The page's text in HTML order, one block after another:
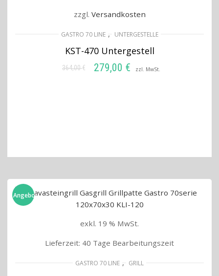
zzgl. Versandkosten
GASTRO 70 LINE , UNTERGESTELLE
KST-470 Untergestell
364,00€
Ursprünglicher
279,00 €
Aktueller
zzl. MwSt.
Angebot!
exkl. 19 % MwSt.
Lieferzeit: 40 Tage Bearbeitungszeit
GASTRO 70 LINE , GRILL